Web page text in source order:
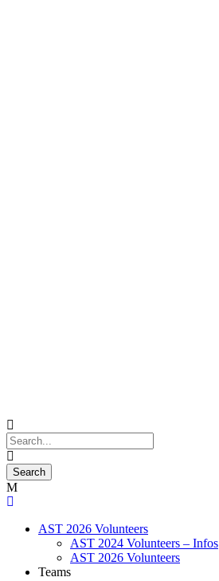
AST 2026 Volunteers
AST 2024 Volunteers – Infos
AST 2026 Volunteers
Teams